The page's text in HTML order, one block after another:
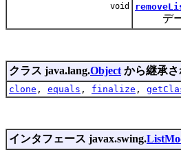
void
データ
クラス java.lang.Object から継承
clone , equals , finalize ,
インタフェース javax.swing.